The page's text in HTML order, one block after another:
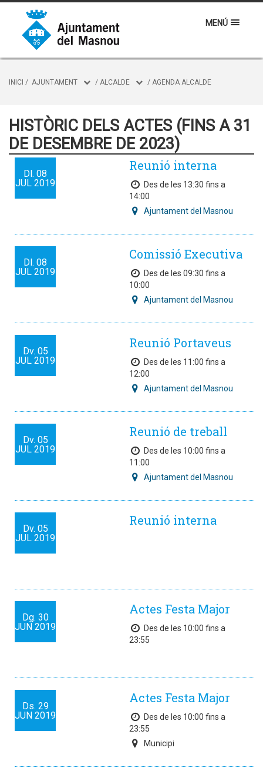
MENÚ
INICI / AJUNTAMENT / ALCALDE / AGENDA ALCALDE
HISTÒRIC DELS ACTES (FINS A 31
DE DESEMBRE DE 2023)
Dl. 08
JUL 2019
Reunió interna
Des de les 13:30 fins a
14:00
Ajuntament del Masnou
Dl. 08
JUL 2019
Comissió Executiva
Des de les 09:30 fins a
10:00
Ajuntament del Masnou
Dv. 05
JUL 2019
Reunió Portaveus
Des de les 11:00 fins a
12:00
Ajuntament del Masnou
Dv. 05
JUL 2019
Reunió de treball
Des de les 10:00 fins a
11:00
Ajuntament del Masnou
Dv. 05
JUL 2019
Reunió interna
Dg. 30
JUN 2019
Actes Festa Major
Des de les 10:00 fins a
23:55
Ds. 29
JUN 2019
Actes Festa Major
Des de les 10:00 fins a
23:55
Municipi